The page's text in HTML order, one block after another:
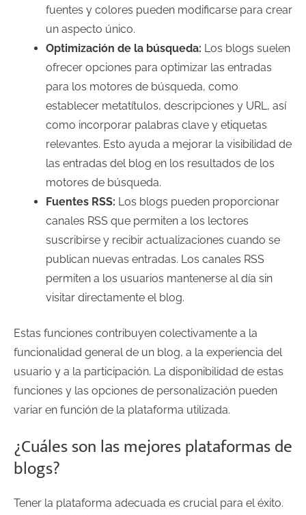
fuentes y colores pueden modificarse para crear
un aspecto único.
Optimización de la búsqueda: Los blogs suelen
ofrecer opciones para optimizar las entradas
para los motores de búsqueda, como
establecer metatítulos, descripciones y URL, así
como incorporar palabras clave y etiquetas
relevantes. Esto ayuda a mejorar la visibilidad de
las entradas del blog en los resultados de los
motores de búsqueda.
Fuentes RSS: Los blogs pueden proporcionar
canales RSS que permiten a los lectores
suscribirse y recibir actualizaciones cuando se
publican nuevas entradas. Los canales RSS
permiten a los usuarios mantenerse al día sin
visitar directamente el blog.
Estas funciones contribuyen colectivamente a la
funcionalidad general de un blog, a la experiencia del
usuario y a la participación. La disponibilidad de estas
funciones y las opciones de personalización pueden
variar en función de la plataforma utilizada.
¿Cuáles son las mejores plataformas de
blogs?
Tener la plataforma adecuada es crucial para el éxito.